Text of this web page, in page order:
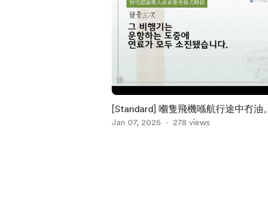
[Standard] 嗰隻飛機喺航行途中冇油。
Jan 07, 2025 278 views